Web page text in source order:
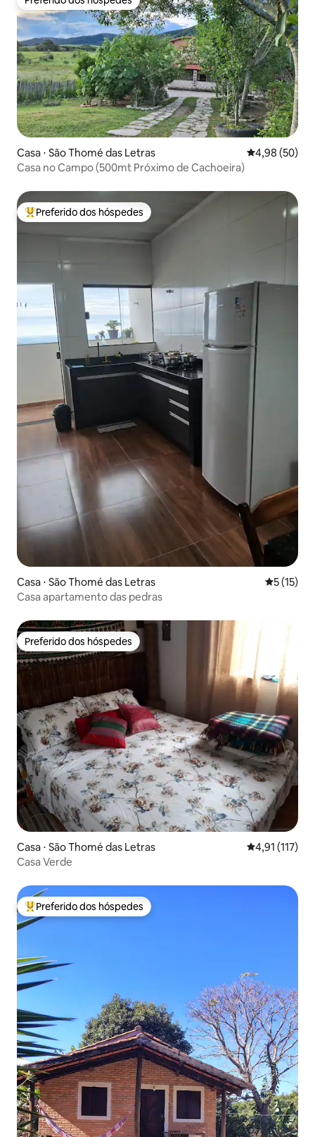
Preferido dos hóspedes
Casa ⋅ São Thomé das Letras 4,98 de uma
4,98 (50)
Casa no Campo (500mt Próximo de Cachoeira)
Entre os melhores preferidos dos hóspedes
Preferido dos hóspedes
Casa ⋅ São Thomé das Letras 5 de uma
5 (15)
Casa apartamento das pedras
Preferido dos hóspedes
Preferido dos hóspedes
Casa ⋅ São Thomé das Letras 4,91 de uma
4,91 (117)
Casa Verde
Entre os melhores preferidos dos hóspedes
Preferido dos hóspedes